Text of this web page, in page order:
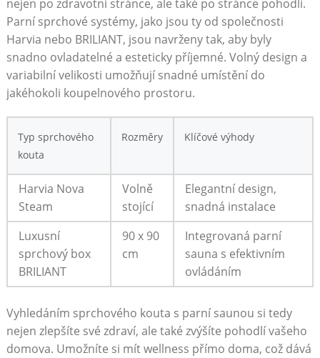
nejen po zdravotní stránce, ale také po stránce pohodlí.
Parní sprchové systémy, jako jsou ty od společnosti
Harvia nebo BRILIANT, jsou navrženy tak, aby byly
snadno ovladatelné a esteticky příjemné. Volný design a
variabilní velikosti umožňují snadné umístění do
jakéhokoli koupelnového prostoru.
Typ sprchového
kouta
Rozměry Klíčové výhody
Harvia Nova
Steam
Volně
stojící
Elegantní design,
snadná instalace
Luxusní
sprchový box
BRILIANT
90 x 90
cm
Integrovaná parní
sauna s efektivním
ovládáním
Vyhledáním sprchového kouta s parní saunou si tedy
nejen zlepšíte své zdraví, ale také zvýšíte pohodlí vašeho
domova. Umožníte si mít wellness přímo doma, což dává